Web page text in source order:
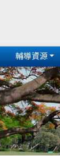
輔導資源